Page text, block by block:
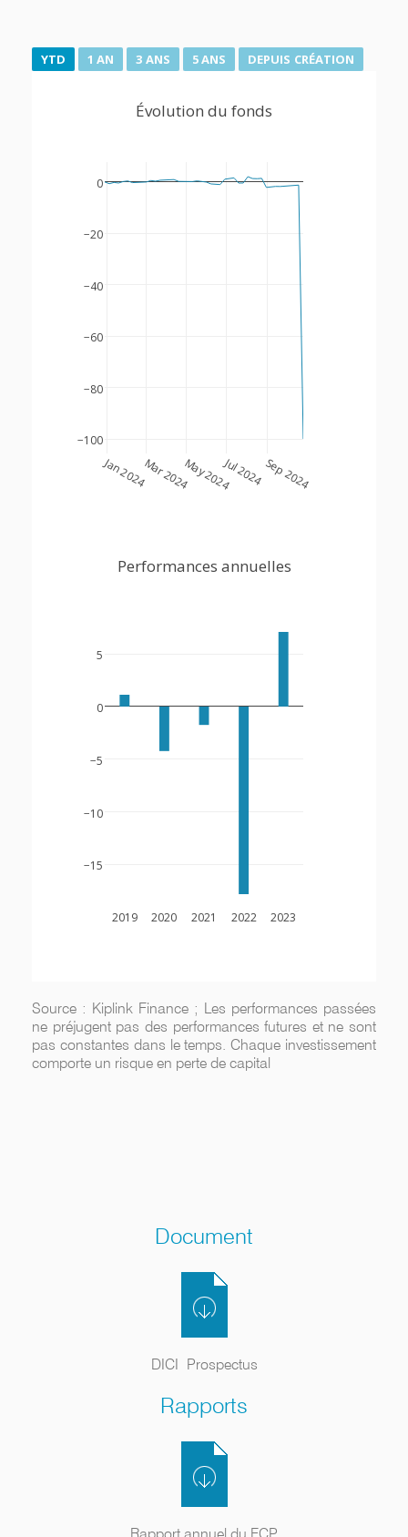
YTD 1 AN 3 ANS 5 ANS DEPUIS CRÉATION
Jan 2024Mar 2024May 2024Jul 2024Sep 2024
−100
−80
−60
−40
−20
0
Évolution du fonds
2019 2020 2021 2022 2023
−15
−10
−5
0
5
Performances annuelles
Source : Kiplink Finance ; Les performances passées
ne préjugent pas des performances futures et ne sont
pas constantes dans le temps. Chaque investissement
comporte un risque en perte de capital
Document
DICI Prospectus
Rapports